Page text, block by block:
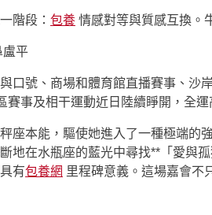
階段： 包養 情感對等與質感互換。
盧平
口號、商場和體育館直播賽事、
賽事及相干運動近日陸續睜開，全運
座本能，驅使她進入了一種極端的
地在水瓶座的藍光中尋找**「愛與
有包養網 里程碑意義。這場嘉會不